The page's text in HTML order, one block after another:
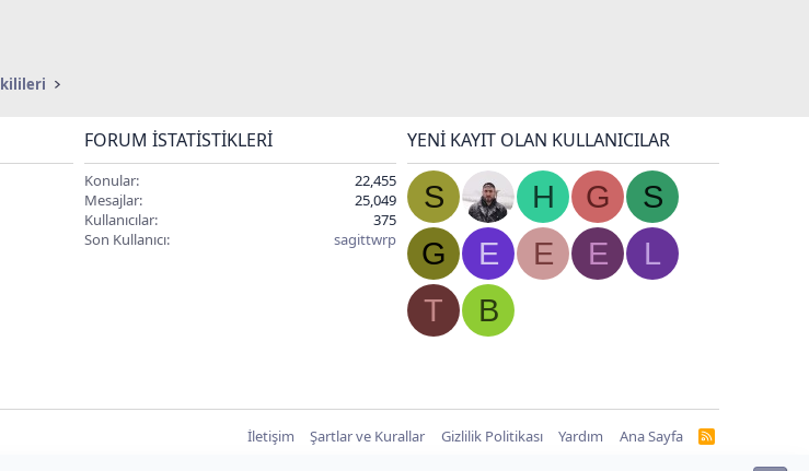
FORUM İSTATISTIKLERI
Konular
22,455
Mesajlar
25,049
Kullanıcılar
375
Son Kullanıcı
sagittwrp
YENI KAYIT OLAN KULLANICILAR
S H G
S
G
E E E
L
T
B
İletişim Şartlar ve Kurallar Gizlilik Politikası Yardım Ana Sayfa
R